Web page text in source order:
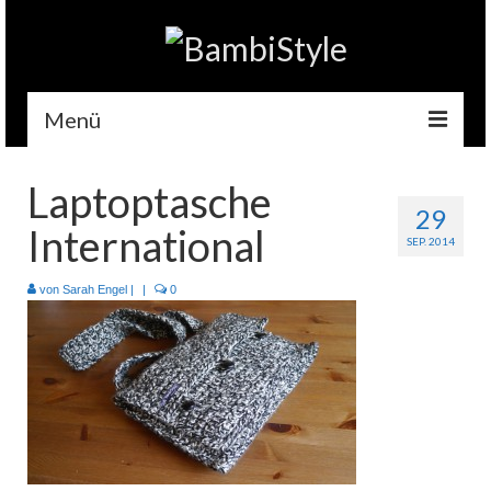
Menü
Gehäkelt
Handytaschen
Tempotaschen
Schlüsselwärmer
Kuscheltiere
29
SEP. 2014
Laptoptasche
International
von Sarah Engel 0